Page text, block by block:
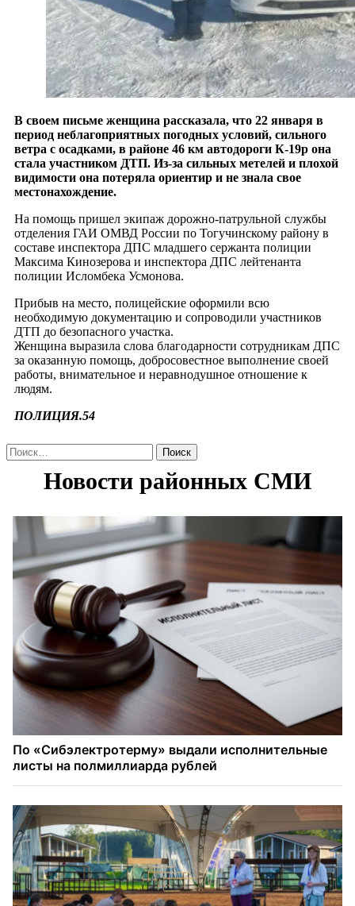
В своем письме женщина рассказала, что 22 января в
период неблагоприятных погодных условий, сильного
ветра с осадками, в районе 46 км автодороги К-19р она
стала участником ДТП. Из-за сильных метелей и плохой
видимости она потеряла ориентир и не знала свое
местонахождение.
На помощь пришел экипаж дорожно-патрульной службы
отделения ГАИ ОМВД России по Тогучинскому району в
составе инспектора ДПС младшего сержанта полиции
Максима Кинозерова и инспектора ДПС лейтенанта
полиции Исломбека Усмонова.
Прибыв на место, полицейские оформили всю
необходимую документацию и сопроводили участников
ДТП до безопасного участка.
Женщина выразила слова благодарности сотрудникам ДПС
за оказанную помощь, добросовестное выполнение своей
работы, внимательное и неравнодушное отношение к
людям.
ПОЛИЦИЯ.54
Найти: